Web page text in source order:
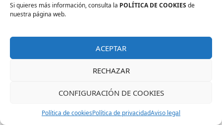
Si quieres más información, consulta la POLÍTICA DE COOKIES de
nuestra página web.
ACEPTAR
RECHAZAR
CONFIGURACIÓN DE COOKIES
Política de cookiesPolítica de privacidadAviso legal
virus, bacterias, hongos u otros
microorganismos presentes en las superficies, al